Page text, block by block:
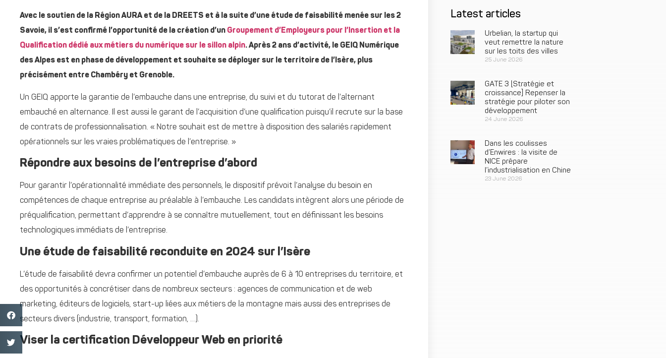
Avec le soutien de la Région AURA et de la DREETS et à la suite d’une étude de faisabilité menée sur les 2
Savoie, il s’est confirmé l’opportunité de la création d’un Groupement d’Employeurs pour l’Insertion et la
Qualification dédié aux métiers du numérique sur le sillon alpin. Après 2 ans d’activité, le GEIQ Numérique
des Alpes est en phase de développement et souhaite se déployer sur le territoire de l’Isère, plus
précisément entre Chambéry et Grenoble.
Un GEIQ apporte la garantie de l’embauche dans une entreprise, du suivi et du tutorat de l’alternant
embauché en alternance. Il est aussi le garant de l’acquisition d’une qualification puisqu’il recrute sur la base
de contrats de professionnalisation. « Notre souhait est de mettre à disposition des salariés rapidement
opérationnels sur les vraies problématiques de l’entreprise. »
Répondre aux besoins de l’entreprise d’abord
Pour garantir l’opérationnalité immédiate des personnels, le dispositif prévoit l’analyse du besoin en
compétences de chaque entreprise au préalable à l’embauche. Les candidats intègrent alors une période de
préqualification, permettant d’apprendre à se connaître mutuellement, tout en définissant les besoins
technologiques immédiats de l’entreprise.
Une étude de faisabilité reconduite en 2024 sur l’Isère
L’étude de faisabilité devra confirmer un potentiel d’embauche auprès de 6 à 10 entreprises du territoire, et
des opportunités à concrétiser dans de nombreux secteurs : agences de communication et de web
marketing, éditeurs de logiciels, start-up liées aux métiers de la montagne mais aussi des entreprises de
secteurs divers (industrie, transport, formation, …).
Viser la certification Développeur Web en priorité
Latest articles
Urbelian, la startup qui
veut remettre la nature
sur les toits des villes
25 June 2026
GATE 3 [Stratégie et
croissance] Repenser la
stratégie pour piloter son
développement
24 June 2026
Dans les coulisses
d’Enwires : la visite de
NICE prépare
l’industrialisation en Chine
23 June 2026